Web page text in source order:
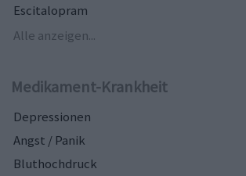
Escitalopram
Alle anzeigen...
Medikament-Krankheit
Depressionen
Angst / Panik
Bluthochdruck